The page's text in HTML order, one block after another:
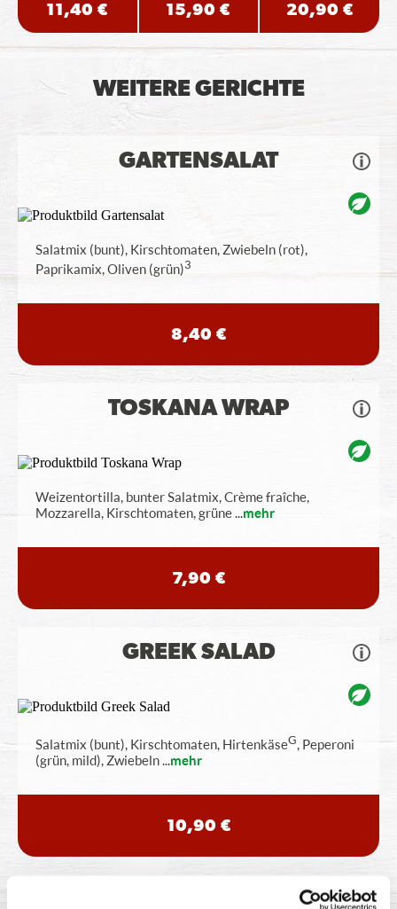
11,40 € 15,90 € 20,90 €
WEITERE GERICHTE
GARTENSALAT
Salatmix (bunt), Kirschtomaten, Zwiebeln (rot),
Paprikamix, Oliven (grün)3
8,40 €
TOSKANA WRAP
Weizentortilla, bunter Salatmix, Crème fraîche,
Mozzarella, Kirschtomaten, grüne...mehr
7,90 €
GREEK SALAD
Salatmix (bunt), Kirschtomaten, HirtenkäseG, Peperoni
(grün, mild), Zwiebeln...mehr
10,90 €